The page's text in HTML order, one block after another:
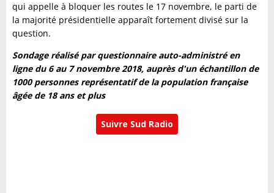
qui appelle à bloquer les routes le 17 novembre, le parti de
la majorité présidentielle apparaît fortement divisé sur la
question.
Sondage réalisé par questionnaire auto-administré en
ligne du 6 au 7 novembre 2018, auprès d'un échantillon de
1000 personnes représentatif de la population française
âgée de 18 ans et plus
Suivre Sud Radio